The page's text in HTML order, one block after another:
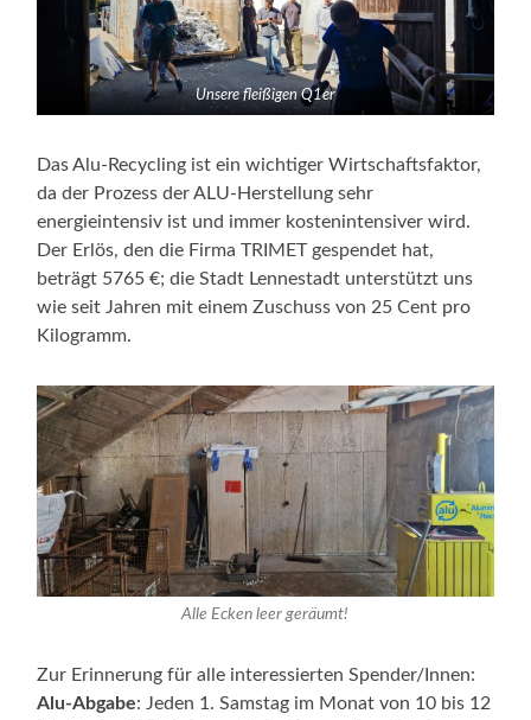
Unsere fleißigen Q1er
Das Alu-Recycling ist ein wichtiger Wirtschaftsfaktor,
da der Prozess der ALU-Herstellung sehr
energieintensiv ist und immer kostenintensiver wird.
Der Erlös, den die Firma TRIMET gespendet hat,
beträgt 5765 €; die Stadt Lennestadt unterstützt uns
wie seit Jahren mit einem Zuschuss von 25 Cent pro
Kilogramm.
Alle Ecken leer geräumt!
Zur Erinnerung für alle interessierten Spender/Innen:
Alu-Abgabe: Jeden 1. Samstag im Monat von 10 bis 12